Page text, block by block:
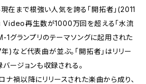
在まで根強い人気を誇る「開拓者」(2011
Video再生数が1000万回を超える「水流
1グランプリのテーマソングに起用された
)など代表曲が並ぶ。「開拓者」はリリー
ージョンも収録される。
禍以降にリリースされた楽曲から成り、